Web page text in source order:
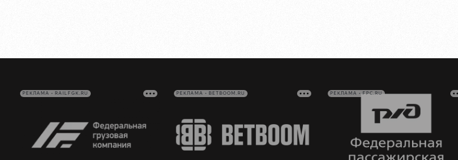
РЕКЛАМА • RAILFGK.RU РЕКЛАМА • BETBOOM.RU РЕКЛАМА • FPC.RU